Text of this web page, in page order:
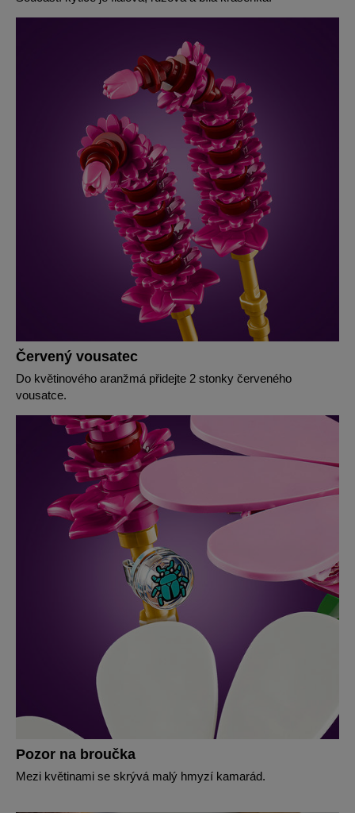
Červený vousatec
Do květinového aranžmá přidejte 2 stonky červeného
vousatce.
Pozor na broučka
Mezi květinami se skrývá malý hmyzí kamarád.